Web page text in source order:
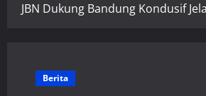
JBN Dukung Bandung Kondusif
Berita